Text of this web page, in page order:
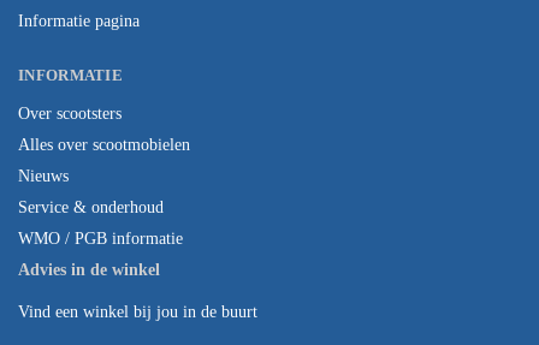
Informatie pagina
INFORMATIE
Over scootsters
Alles over scootmobielen
Nieuws
Service & onderhoud
WMO / PGB informatie
Advies in de winkel
Vind een winkel bij jou in de buurt